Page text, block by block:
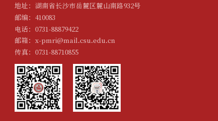
地址：湖南省长沙市岳麓区麓山南路932号
邮编：410083
电话：0731-88879422
邮箱：x-pmri@mail.csu.edu.cn
传真：0731-88710855